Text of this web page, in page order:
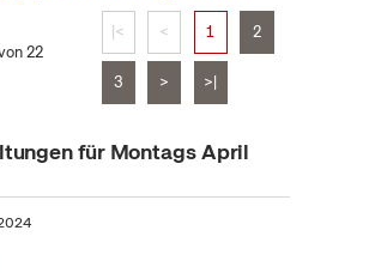
22
|< < 1 2
3 > >|
für Montags April